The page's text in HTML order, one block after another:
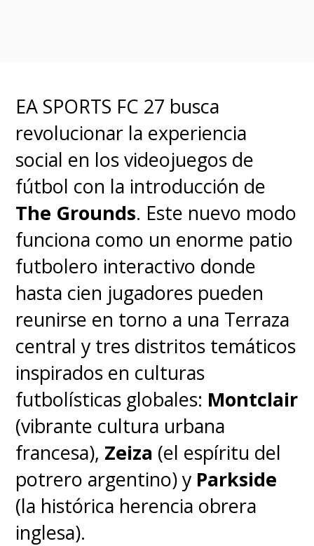
EA SPORTS FC 27 busca
revolucionar la experiencia
social en los videojuegos de
fútbol con la introducción de
The Grounds. Este nuevo modo
funciona como un enorme patio
futbolero interactivo donde
hasta cien jugadores pueden
reunirse en torno a una Terraza
central y tres distritos temáticos
inspirados en culturas
futbolísticas globales: Montclair
(vibrante cultura urbana
francesa), Zeiza (el espíritu del
potrero argentino) y Parkside
(la histórica herencia obrera
inglesa).